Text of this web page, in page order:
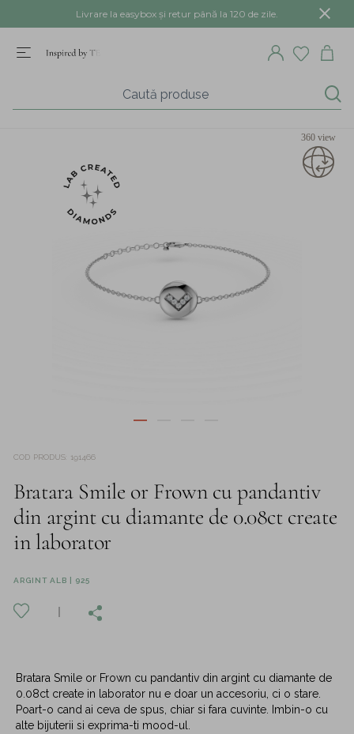
Livrare la easybox și retur până la 120 de zile.
360 view
COD PRODUS 191466
Bratara Smile or Frown cu pandantiv
din argint cu diamante de 0.08ct create
in laborator
ARGINT ALB | 925
Bratara Smile or Frown cu pandantiv din argint cu diamante de
0.08ct create in laborator nu e doar un accesoriu, ci o stare.
Poart-o cand ai ceva de spus, chiar si fara cuvinte. Imbin-o cu
alte bijuterii si exprima-ti mood-ul.